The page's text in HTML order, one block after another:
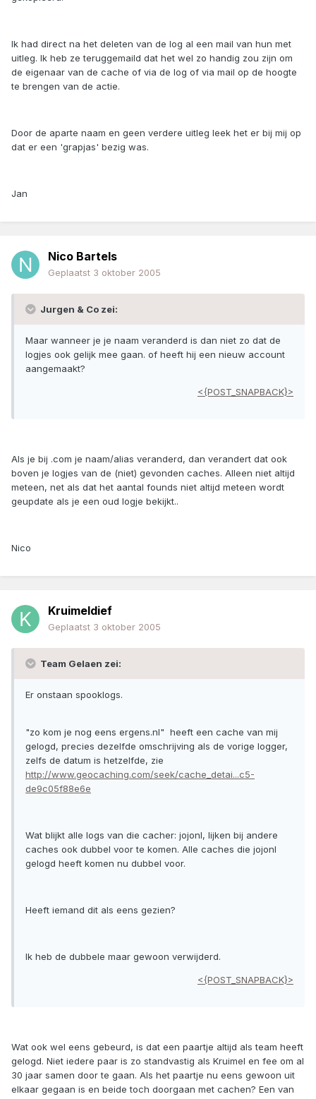
Ik had direct na het deleten van de log al een mail van hun met
uitleg. Ik heb ze teruggemaild dat het wel zo handig zou zijn om
de eigenaar van de cache of via de log of via mail op de hoogte
te brengen van de actie.
Door de aparte naam en geen verdere uitleg leek het er bij mij op
dat er een 'grapjas' bezig was.
Jan
Nico Bartels
Geplaatst 3 oktober 2005
Jurgen & Co zei:
Maar wanneer je je naam veranderd is dan niet zo dat de
logjes ook gelijk mee gaan. of heeft hij een nieuw account
aangemaakt?
<{POST_SNAPBACK}>
Als je bij .com je naam/alias veranderd, dan verandert dat ook
boven je logjes van de (niet) gevonden caches. Alleen niet altijd
meteen, net als dat het aantal founds niet altijd meteen wordt
geupdate als je een oud logje bekijkt..
Nico
Kruimeldief
Geplaatst 3 oktober 2005
Team Gelaen zei:
Er onstaan spooklogs.
"zo kom je nog eens ergens.nl" heeft een cache van mij
gelogd, precies dezelfde omschrijving als de vorige logger,
zelfs de datum is hetzelfde, zie
http://www.geocaching.com/seek/cache_detai...c5-
de9c05f88e6e
Wat blijkt alle logs van die cacher: jojonl, lijken bij andere
caches ook dubbel voor te komen. Alle caches die jojonl
gelogd heeft komen nu dubbel voor.
Heeft iemand dit als eens gezien?
Ik heb de dubbele maar gewoon verwijderd.
<{POST_SNAPBACK}>
Wat ook wel eens gebeurd, is dat een paartje altijd als team heeft
gelogd. Niet iedere paar is zo standvastig als Kruimel en fee om al
30 jaar samen door te gaan. Als het paartje nu eens gewoon uit
elkaar gegaan is en beide toch doorgaan met cachen? Een van